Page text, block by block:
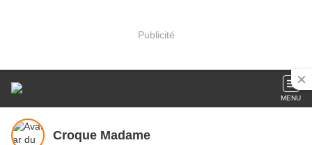
Publicité
MENU
Croque Madame